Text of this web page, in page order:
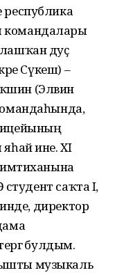
командалары
дуҫ
Сүкеш) –
(Элвин
яһай ине. XI
имтиханына
студент саҡта I,
директор
булдым.
музыкаль